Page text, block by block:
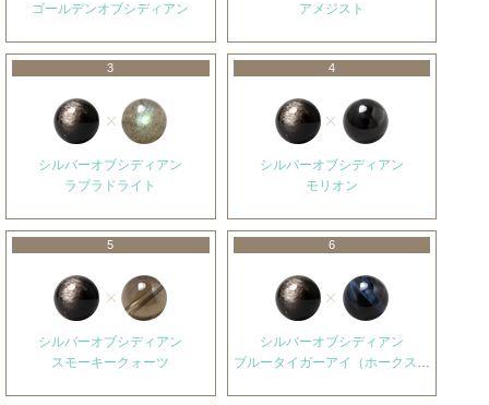
ゴールデンオブシディアン
アメジスト
3
シルバーオブシディアン
ラブラドライト
4
シルバーオブシディアン
モリオン
5
シルバーオブシディアン
スモーキークォーツ
6
シルバーオブシディアン
ブルータイガーアイ（ホークスアイ）